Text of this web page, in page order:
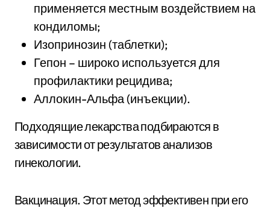
применяется местным воздействием на
кондиломы;
Изопринозин (таблетки);
Гепон – широко используется для
профилактики рецидива;
Аллокин-Альфа (инъекции).
Подходящие лекарства подбираются в
зависимости от результатов анализов
гинекологии.
Вакцинация. Этот метод эффективен при его